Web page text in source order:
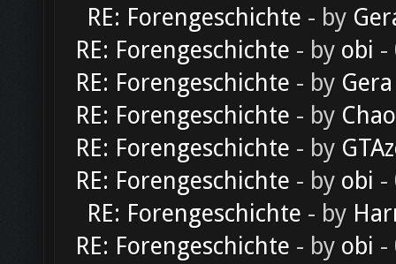
RE: Forengeschichte - by
RE: Forengeschichte - by obi -
RE: Forengeschichte - by Gera
RE: Forengeschichte - by
RE: Forengeschichte - by
RE: Forengeschichte - by obi -
RE: Forengeschichte - by
RE: Forengeschichte - by obi -